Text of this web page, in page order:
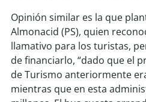
Opinión similar es la que
Almonacid (PS), quien
llamativo para los turistas,
de financiarlo, “dado que el
de Turismo anteriormente
mientras que en esta